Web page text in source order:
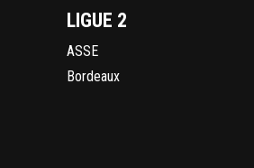
LIGUE 2
ASSE
Bordeaux